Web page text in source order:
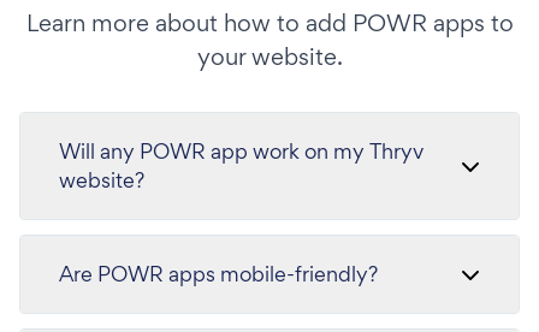
Learn more about how to add POWR apps to
your website.
Will any POWR app work on my Thryv
website?
Are POWR apps mobile-friendly?